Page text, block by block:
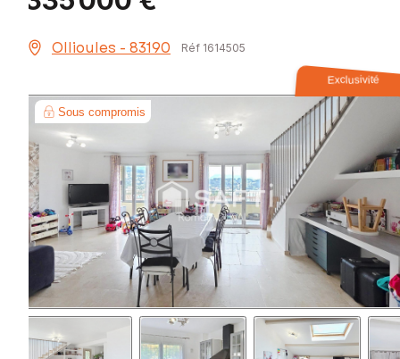
Ollioules - 83190 Réf 1614505
Exclusivité
Sous compromis